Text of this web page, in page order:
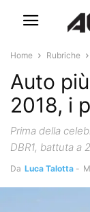
Home Rubriche
Auto
2018, i
Prima della
DBR1, battuta a
Da Luca Talotta -